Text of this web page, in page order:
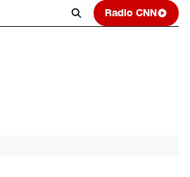
Radio CNN